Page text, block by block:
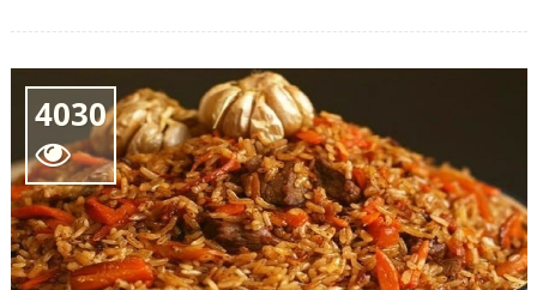
4030
